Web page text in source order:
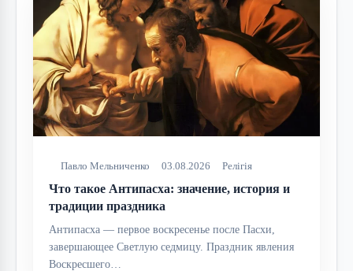
Павло Мельниченко 03.08.2026 Релігія
Что такое Антипасха: значение, история и
традиции праздника
Антипасха — первое воскресенье после Пасхи,
завершающее Светлую седмицу. Праздник явления
Воскресшего…